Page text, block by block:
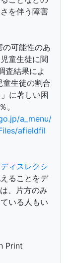
を伴う障害
の可能性のあ
童生徒に関
査結果によ
童生徒の割合
に著しい困
。
a_menu/
afieldfil
ディスレクシ
ることをデ
、片方のみ
いる人もい
Print